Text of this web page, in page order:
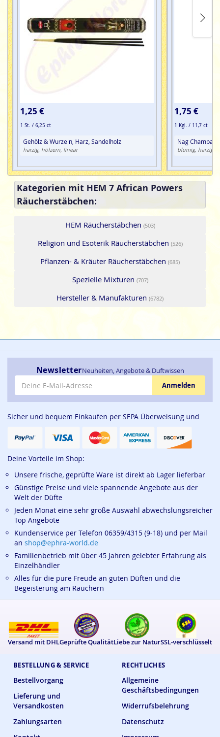
1,25 €
1 St. / 6,25 ct
Gehölz & Wurzeln, Harz, Sandelholz
harzig, hölzern, linear
1,75 €
1 Kgl. / 11,7 ct
Nag Champa
blumig, harzig,
Kategorien mit HEM 7 African Powers
Räucherstäbchen:
HEM Räucherstäbchen (503)
Religion und Esoterik Räucherstäbchen (526)
Pflanzen- & Kräuter Räucherstäbchen (685)
Spezielle Mixturen (707)
Hersteller & Manufakturen (6782)
BESTELLUNG & SERVICE
Bestellvorgang
Lieferung und
Versandkosten
Zahlungsarten
RECHTLICHES
Allgemeine
Geschäftsbedingungen
Widerrufsbelehrung
Datenschutz
NewsletterNeuheiten, Angebote & Duftwissen
E-Mail-Adresse
Anmelden
Sicher und bequem Einkaufen per SEPA Überweisung und
Deine Vorteile im Shop:
Unsere frische, geprüfte Ware ist direkt ab Lager lieferbar
Günstige Preise und viele spannende Angebote aus der
Welt der Düfte
Jeden Monat eine sehr große Auswahl abwechslungsreicher
Top Angebote
Kundenservice per Telefon 06359/4315 (9-18) und per Mail
an shop@ephra-world.de
Familienbetrieb mit über 45 Jahren gelebter Erfahrung als
Einzelhändler
Alles für die pure Freude an guten Düften und die
Begeisterung am Räuchern
Versand mit DHLGeprüfte QualitätLiebe zur NaturSSL-verschlüsselt